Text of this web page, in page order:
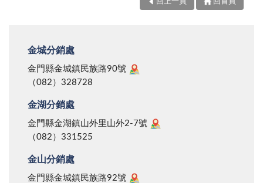
回上一頁 回首頁
金城分銷處
金門縣金城鎮民族路90號
（082）328728
金湖分銷處
金門縣金湖鎮山外里山外2-7號
（082）331525
金山分銷處
金門縣金城鎮民族路92號